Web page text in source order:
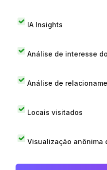
IA Insights
Análise de interesse
Análise de
Locais visitados
Visualização anônima